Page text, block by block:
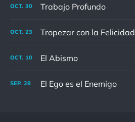
OCT. 30 Trabajo Profundo
OCT. 23 Tropezar con la Felicidad
OCT. 10 El Abismo
SEP. 28 El Ego es el Enemigo